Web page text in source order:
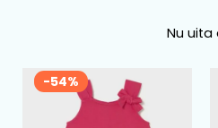
Nu uita
-54%